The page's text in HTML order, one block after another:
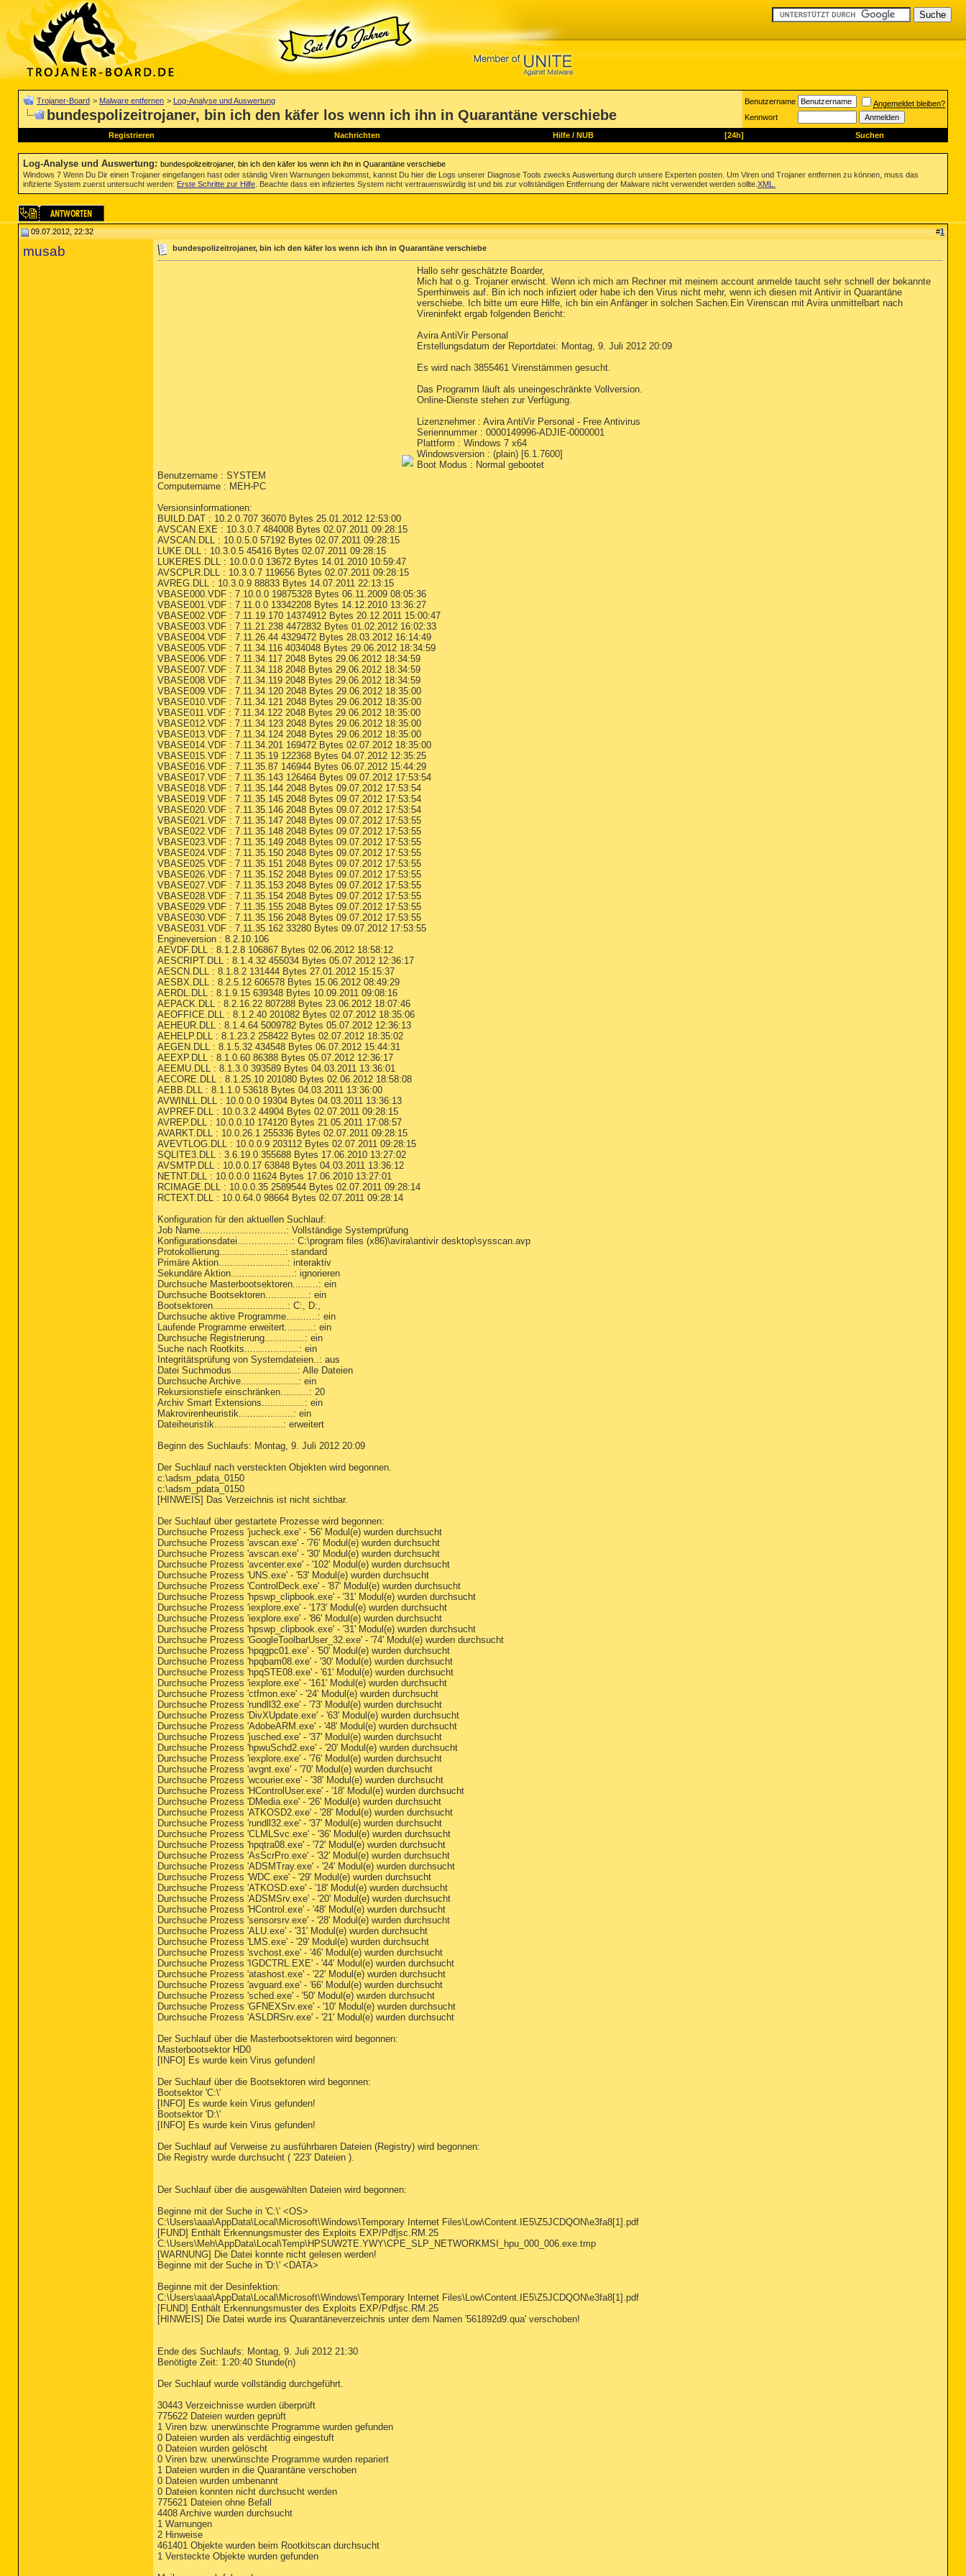
Trojaner-Board > Malware entfernen > Log-Analyse und Auswertung
bundespolizeitrojaner, bin ich den käfer los wenn ich ihn in Quarantäne verschiebe
Benutzername
Angemeldet bleiben?
Kennwort
Registrieren Nachrichten Hilfe/ NUB [24h] Suchen
Log-Analyse und Auswertung: bundespolizeitrojaner, bin ich den käfer los wenn ich ihn in Quarantäne verschiebe
Windows 7 Wenn Du Dir einen Trojaner eingefangen hast oder ständig Viren Warnungen bekommst, kannst Du hier die Logs unserer Diagnose Tools zwecks Auswertung durch unsere Experten posten. Um Viren und Trojaner entfernen zu können, muss das
infizierte System zuerst untersucht werden: Erste Schritte zur Hilfe . Beachte dass ein infiziertes System nicht vertrauenswürdig ist und bis zur vollständigen Entfernung der Malware nicht verwendet werden sollte. XML
09.07.2012, 22:32 #1
musab bundespolizeitrojaner, bin ich den käfer los wenn ich ihn in Quarantäne verschiebe
Hallo sehr geschätzte Boarder,
Mich hat o.g. Trojaner erwischt. Wenn ich mich am Rechner mit meinem account anmelde taucht sehr schnell der bekannte
Sperrhinweis auf. Bin ich noch infiziert oder habe ich den Virus nicht mehr, wenn ich diesen mit Antivir in Quarantäne
verschiebe. Ich bitte um eure Hilfe, ich bin ein Anfänger in solchen Sachen.Ein Virenscan mit Avira unmittelbart nach
Vireninfekt ergab folgenden Bericht:
Avira AntiVir Personal
Erstellungsdatum der Reportdatei: Montag, 9. Juli 2012 20:09
Es wird nach 3855461 Virenstämmen gesucht.
Das Programm läuft als uneingeschränkte Vollversion.
Online-Dienste stehen zur Verfügung.
Lizenznehmer : Avira AntiVir Personal - Free Antivirus
Seriennummer : 0000149996-ADJIE-0000001
Plattform : Windows 7 x64
Windowsversion : (plain) [6.1.7600]
Boot Modus : Normal gebootet
Benutzername : SYSTEM
Computername : MEH-PC
Versionsinformationen:
BUILD.DAT : 10.2.0.707 36070 Bytes 25.01.2012 12:53:00
AVSCAN.EXE : 10.3.0.7 484008 Bytes 02.07.2011 09:28:15
AVSCAN.DLL : 10.0.5.0 57192 Bytes 02.07.2011 09:28:15
LUKE.DLL : 10.3.0.5 45416 Bytes 02.07.2011 09:28:15
LUKERES.DLL : 10.0.0.0 13672 Bytes 14.01.2010 10:59:47
AVSCPLR.DLL : 10.3.0.7 119656 Bytes 02.07.2011 09:28:15
AVREG.DLL : 10.3.0.9 88833 Bytes 14.07.2011 22:13:15
VBASE000.VDF : 7.10.0.0 19875328 Bytes 06.11.2009 08:05:36
VBASE001.VDF : 7.11.0.0 13342208 Bytes 14.12.2010 13:36:27
VBASE002.VDF : 7.11.19.170 14374912 Bytes 20.12.2011 15:00:47
VBASE003.VDF : 7.11.21.238 4472832 Bytes 01.02.2012 16:02:33
VBASE004.VDF : 7.11.26.44 4329472 Bytes 28.03.2012 16:14:49
VBASE005.VDF : 7.11.34.116 4034048 Bytes 29.06.2012 18:34:59
VBASE006.VDF : 7.11.34.117 2048 Bytes 29.06.2012 18:34:59
VBASE007.VDF : 7.11.34.118 2048 Bytes 29.06.2012 18:34:59
VBASE008.VDF : 7.11.34.119 2048 Bytes 29.06.2012 18:34:59
VBASE009.VDF : 7.11.34.120 2048 Bytes 29.06.2012 18:35:00
VBASE010.VDF : 7.11.34.121 2048 Bytes 29.06.2012 18:35:00
VBASE011.VDF : 7.11.34.122 2048 Bytes 29.06.2012 18:35:00
VBASE012.VDF : 7.11.34.123 2048 Bytes 29.06.2012 18:35:00
VBASE013.VDF : 7.11.34.124 2048 Bytes 29.06.2012 18:35:00
VBASE014.VDF : 7.11.34.201 169472 Bytes 02.07.2012 18:35:00
VBASE015.VDF : 7.11.35.19 122368 Bytes 04.07.2012 12:35:25
VBASE016.VDF : 7.11.35.87 146944 Bytes 06.07.2012 15:44:29
VBASE017.VDF : 7.11.35.143 126464 Bytes 09.07.2012 17:53:54
VBASE018.VDF : 7.11.35.144 2048 Bytes 09.07.2012 17:53:54
VBASE019.VDF : 7.11.35.145 2048 Bytes 09.07.2012 17:53:54
VBASE020.VDF : 7.11.35.146 2048 Bytes 09.07.2012 17:53:54
VBASE021.VDF : 7.11.35.147 2048 Bytes 09.07.2012 17:53:55
VBASE022.VDF : 7.11.35.148 2048 Bytes 09.07.2012 17:53:55
VBASE023.VDF : 7.11.35.149 2048 Bytes 09.07.2012 17:53:55
VBASE024.VDF : 7.11.35.150 2048 Bytes 09.07.2012 17:53:55
VBASE025.VDF : 7.11.35.151 2048 Bytes 09.07.2012 17:53:55
VBASE026.VDF : 7.11.35.152 2048 Bytes 09.07.2012 17:53:55
VBASE027.VDF : 7.11.35.153 2048 Bytes 09.07.2012 17:53:55
VBASE028.VDF : 7.11.35.154 2048 Bytes 09.07.2012 17:53:55
VBASE029.VDF : 7.11.35.155 2048 Bytes 09.07.2012 17:53:55
VBASE030.VDF : 7.11.35.156 2048 Bytes 09.07.2012 17:53:55
VBASE031.VDF : 7.11.35.162 33280 Bytes 09.07.2012 17:53:55
Engineversion : 8.2.10.106
AEVDF.DLL : 8.1.2.8 106867 Bytes 02.06.2012 18:58:12
AESCRIPT.DLL : 8.1.4.32 455034 Bytes 05.07.2012 12:36:17
AESCN.DLL : 8.1.8.2 131444 Bytes 27.01.2012 15:15:37
AESBX.DLL : 8.2.5.12 606578 Bytes 15.06.2012 08:49:29
AERDL.DLL : 8.1.9.15 639348 Bytes 10.09.2011 09:08:16
AEPACK.DLL : 8.2.16.22 807288 Bytes 23.06.2012 18:07:46
AEOFFICE.DLL : 8.1.2.40 201082 Bytes 02.07.2012 18:35:06
AEHEUR.DLL : 8.1.4.64 5009782 Bytes 05.07.2012 12:36:13
AEHELP.DLL : 8.1.23.2 258422 Bytes 02.07.2012 18:35:02
AEGEN.DLL : 8.1.5.32 434548 Bytes 06.07.2012 15:44:31
AEEXP.DLL : 8.1.0.60 86388 Bytes 05.07.2012 12:36:17
AEEMU.DLL : 8.1.3.0 393589 Bytes 04.03.2011 13:36:01
AECORE.DLL : 8.1.25.10 201080 Bytes 02.06.2012 18:58:08
AEBB.DLL : 8.1.1.0 53618 Bytes 04.03.2011 13:36:00
AVWINLL.DLL : 10.0.0.0 19304 Bytes 04.03.2011 13:36:13
AVPREF.DLL : 10.0.3.2 44904 Bytes 02.07.2011 09:28:15
AVREP.DLL : 10.0.0.10 174120 Bytes 21.05.2011 17:08:57
AVARKT.DLL : 10.0.26.1 255336 Bytes 02.07.2011 09:28:15
AVEVTLOG.DLL : 10.0.0.9 203112 Bytes 02.07.2011 09:28:15
SQLITE3.DLL : 3.6.19.0 355688 Bytes 17.06.2010 13:27:02
AVSMTP.DLL : 10.0.0.17 63848 Bytes 04.03.2011 13:36:12
NETNT.DLL : 10.0.0.0 11624 Bytes 17.06.2010 13:27:01
RCIMAGE.DLL : 10.0.0.35 2589544 Bytes 02.07.2011 09:28:14
RCTEXT.DLL : 10.0.64.0 98664 Bytes 02.07.2011 09:28:14
Konfiguration für den aktuellen Suchlauf:
Job Name..............................: Vollständige Systemprüfung
Konfigurationsdatei...................: C:\program files (x86)\avira\antivir desktop\sysscan.avp
Protokollierung.......................: standard
Primäre Aktion........................: interaktiv
Sekundäre Aktion......................: ignorieren
Durchsuche Masterbootsektoren.........: ein
Durchsuche Bootsektoren...............: ein
Bootsektoren..........................: C:, D:,
Durchsuche aktive Programme...........: ein
Laufende Programme erweitert..........: ein
Durchsuche Registrierung..............: ein
Suche nach Rootkits...................: ein
Integritätsprüfung von Systemdateien..: aus
Datei Suchmodus.......................: Alle Dateien
Durchsuche Archive....................: ein
Rekursionstiefe einschränken..........: 20
Archiv Smart Extensions...............: ein
Makrovirenheuristik...................: ein
Dateiheuristik........................: erweitert
Beginn des Suchlaufs: Montag, 9. Juli 2012 20:09
Der Suchlauf nach versteckten Objekten wird begonnen.
c:\adsm_pdata_0150
c:\adsm_pdata_0150
[HINWEIS] Das Verzeichnis ist nicht sichtbar.
Der Suchlauf über gestartete Prozesse wird begonnen:
Durchsuche Prozess 'jucheck.exe' - '56' Modul(e) wurden durchsucht
Durchsuche Prozess 'avscan.exe' - '76' Modul(e) wurden durchsucht
Durchsuche Prozess 'avscan.exe' - '30' Modul(e) wurden durchsucht
Durchsuche Prozess 'avcenter.exe' - '102' Modul(e) wurden durchsucht
Durchsuche Prozess 'UNS.exe' - '53' Modul(e) wurden durchsucht
Durchsuche Prozess 'ControlDeck.exe' - '87' Modul(e) wurden durchsucht
Durchsuche Prozess 'hpswp_clipbook.exe' - '31' Modul(e) wurden durchsucht
Durchsuche Prozess 'iexplore.exe' - '173' Modul(e) wurden durchsucht
Durchsuche Prozess 'iexplore.exe' - '86' Modul(e) wurden durchsucht
Durchsuche Prozess 'hpswp_clipbook.exe' - '31' Modul(e) wurden durchsucht
Durchsuche Prozess 'GoogleToolbarUser_32.exe' - '74' Modul(e) wurden durchsucht
Durchsuche Prozess 'hpqgpc01.exe' - '50' Modul(e) wurden durchsucht
Durchsuche Prozess 'hpqbam08.exe' - '30' Modul(e) wurden durchsucht
Durchsuche Prozess 'hpqSTE08.exe' - '61' Modul(e) wurden durchsucht
Durchsuche Prozess 'iexplore.exe' - '161' Modul(e) wurden durchsucht
Durchsuche Prozess 'ctfmon.exe' - '24' Modul(e) wurden durchsucht
Durchsuche Prozess 'rundll32.exe' - '73' Modul(e) wurden durchsucht
Durchsuche Prozess 'DivXUpdate.exe' - '63' Modul(e) wurden durchsucht
Durchsuche Prozess 'AdobeARM.exe' - '48' Modul(e) wurden durchsucht
Durchsuche Prozess 'jusched.exe' - '37' Modul(e) wurden durchsucht
Durchsuche Prozess 'hpwuSchd2.exe' - '20' Modul(e) wurden durchsucht
Durchsuche Prozess 'iexplore.exe' - '76' Modul(e) wurden durchsucht
Durchsuche Prozess 'avgnt.exe' - '70' Modul(e) wurden durchsucht
Durchsuche Prozess 'wcourier.exe' - '38' Modul(e) wurden durchsucht
Durchsuche Prozess 'HControlUser.exe' - '18' Modul(e) wurden durchsucht
Durchsuche Prozess 'DMedia.exe' - '26' Modul(e) wurden durchsucht
Durchsuche Prozess 'ATKOSD2.exe' - '28' Modul(e) wurden durchsucht
Durchsuche Prozess 'rundll32.exe' - '37' Modul(e) wurden durchsucht
Durchsuche Prozess 'CLMLSvc.exe' - '36' Modul(e) wurden durchsucht
Durchsuche Prozess 'hpqtra08.exe' - '72' Modul(e) wurden durchsucht
Durchsuche Prozess 'AsScrPro.exe' - '32' Modul(e) wurden durchsucht
Durchsuche Prozess 'ADSMTray.exe' - '24' Modul(e) wurden durchsucht
Durchsuche Prozess 'WDC.exe' - '29' Modul(e) wurden durchsucht
Durchsuche Prozess 'ATKOSD.exe' - '18' Modul(e) wurden durchsucht
Durchsuche Prozess 'ADSMSrv.exe' - '20' Modul(e) wurden durchsucht
Durchsuche Prozess 'HControl.exe' - '48' Modul(e) wurden durchsucht
Durchsuche Prozess 'sensorsrv.exe' - '28' Modul(e) wurden durchsucht
Durchsuche Prozess 'ALU.exe' - '31' Modul(e) wurden durchsucht
Durchsuche Prozess 'LMS.exe' - '29' Modul(e) wurden durchsucht
Durchsuche Prozess 'svchost.exe' - '46' Modul(e) wurden durchsucht
Durchsuche Prozess 'IGDCTRL.EXE' - '44' Modul(e) wurden durchsucht
Durchsuche Prozess 'atashost.exe' - '22' Modul(e) wurden durchsucht
Durchsuche Prozess 'avguard.exe' - '66' Modul(e) wurden durchsucht
Durchsuche Prozess 'sched.exe' - '50' Modul(e) wurden durchsucht
Durchsuche Prozess 'GFNEXSrv.exe' - '10' Modul(e) wurden durchsucht
Durchsuche Prozess 'ASLDRSrv.exe' - '21' Modul(e) wurden durchsucht
Der Suchlauf über die Masterbootsektoren wird begonnen:
Masterbootsektor HD0
[INFO] Es wurde kein Virus gefunden!
Der Suchlauf über die Bootsektoren wird begonnen:
Bootsektor 'C:\'
[INFO] Es wurde kein Virus gefunden!
Bootsektor 'D:\'
[INFO] Es wurde kein Virus gefunden!
Der Suchlauf auf Verweise zu ausführbaren Dateien (Registry) wird begonnen:
Die Registry wurde durchsucht ( '223' Dateien ).
Der Suchlauf über die ausgewählten Dateien wird begonnen:
Beginne mit der Suche in 'C:\' <OS>
C:\Users\aaa\AppData\Local\Microsoft\Windows\Temporary Internet Files\Low\Content.IE5\Z5JCDQON\e3fa8[1].pdf
[FUND] Enthält Erkennungsmuster des Exploits EXP/Pdfjsc.RM.25
C:\Users\Meh\AppData\Local\Temp\HPSUW2TE.YWY\CPE_SLP_NETWORKMSI_hpu_000_006.exe.tmp
[WARNUNG] Die Datei konnte nicht gelesen werden!
Beginne mit der Suche in 'D:\' <DATA>
Beginne mit der Desinfektion:
C:\Users\aaa\AppData\Local\Microsoft\Windows\Temporary Internet Files\Low\Content.IE5\Z5JCDQON\e3fa8[1].pdf
[FUND] Enthält Erkennungsmuster des Exploits EXP/Pdfjsc.RM.25
[HINWEIS] Die Datei wurde ins Quarantäneverzeichnis unter dem Namen '561892d9.qua' verschoben!
Ende des Suchlaufs: Montag, 9. Juli 2012 21:30
Benötigte Zeit: 1:20:40 Stunde(n)
Der Suchlauf wurde vollständig durchgeführt.
30443 Verzeichnisse wurden überprüft
775622 Dateien wurden geprüft
1 Viren bzw. unerwünschte Programme wurden gefunden
0 Dateien wurden als verdächtig eingestuft
0 Dateien wurden gelöscht
0 Viren bzw. unerwünschte Programme wurden repariert
1 Dateien wurden in die Quarantäne verschoben
0 Dateien wurden umbenannt
0 Dateien konnten nicht durchsucht werden
775621 Dateien ohne Befall
4408 Archive wurden durchsucht
1 Warnungen
2 Hinweise
461401 Objekte wurden beim Rootkitscan durchsucht
1 Versteckte Objekte wurden gefunden